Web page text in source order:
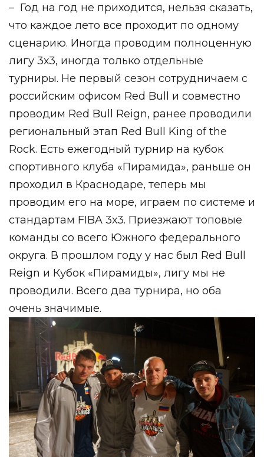
– Год на год не приходится, нельзя сказать,
что каждое лето все проходит по одному
сценарию. Иногда проводим полноценную
лигу 3х3, иногда только отдельные
турниры. Не первый сезон сотрудничаем с
российским офисом Red Bull и совместно
проводим Red Bull Reign, ранее проводили
региональный этап Red Bull King of the
Rock. Есть ежегодный турнир на кубок
спортивного клуба «Пирамида», раньше он
проходил в Краснодаре, теперь мы
проводим его на море, играем по системе и
стандартам FIBA 3х3. Приезжают топовые
команды со всего Южного федерального
округа. В прошлом году у нас был Red Bull
Reign и Кубок «Пирамиды», лигу мы не
проводили. Всего два турнира, но оба
очень значимые.